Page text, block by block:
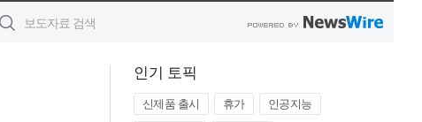
인기 토픽
신제품 출시 휴가
인공지능